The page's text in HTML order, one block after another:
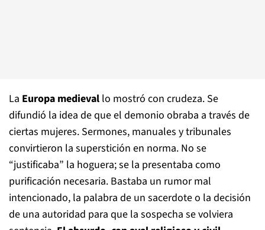
La Europa medieval lo mostró con crudeza. Se
difundió la idea de que el demonio obraba a través de
ciertas mujeres. Sermones, manuales y tribunales
convirtieron la superstición en norma. No se
“justificaba” la hoguera; se la presentaba como
purificación necesaria. Bastaba un rumor mal
intencionado, la palabra de un sacerdote o la decisión
de una autoridad para que la sospecha se volviera